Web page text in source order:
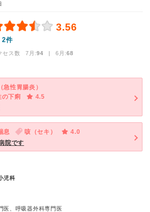
3.56
2件
セス数 7月:94 | 6月:68
急性胃腸炎）
の下痢
4.5
息 咳（セキ）
4.0
院です
児科
医、呼吸器外科専門医